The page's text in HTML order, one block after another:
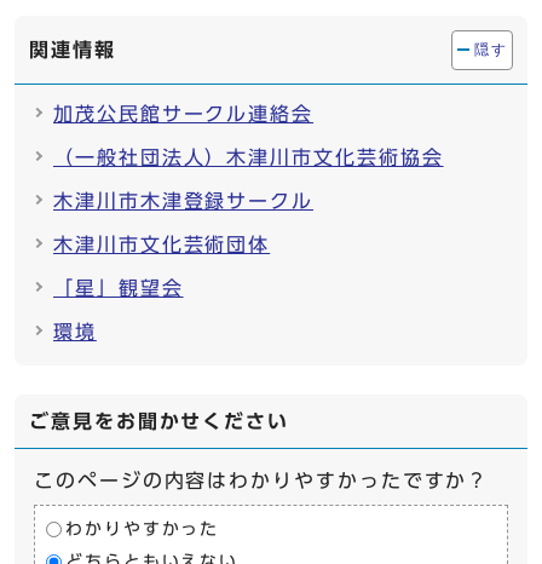
関連情報 隠す
加茂公民館サークル連絡会
（一般社団法人）木津川市文化芸術協会
木津川市木津登録サークル
木津川市文化芸術団体
「星」観望会
環境
ご意見をお聞かせください
このページの内容はわかりやすかったですか？
わかりやすかった